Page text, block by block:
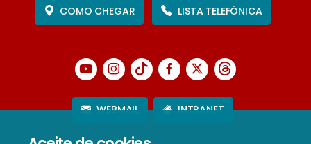
COMO CHEGAR
LISTA TELEFÔNICA
WEBMAIL INTRANET